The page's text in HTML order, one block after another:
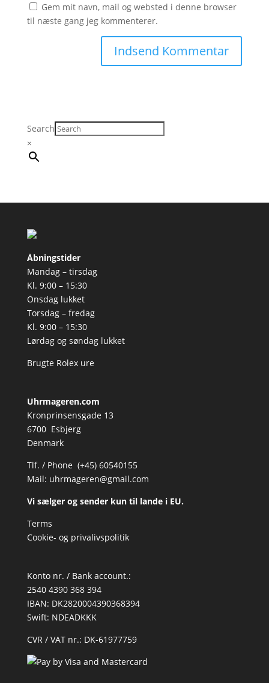
Gem mit navn, mail og websted i denne browser
til næste gang jeg kommenterer.
Search
×
Åbningstider
Mandag – tirsdag
Kl. 9:00 – 15:30
Onsdag lukket
Torsdag – fredag
Kl. 9:00 – 15:30
Lørdag og søndag lukket
Brugte Rolex ure
Uhrmageren.com
Kronprinsensgade 13
6700 Esbjerg
Denmark
Tlf. / Phone (+45) 60540155
Mail: uhrmageren@gmail.com
Vi sælger og sender kun til lande i EU.
Terms
Cookie- og privalivspolitik
Konto nr. / Bank account.:
2540 4390 368 394
IBAN: DK2820004390368394
Swift: NDEADKKK
CVR / VAT nr.: DK-61977759